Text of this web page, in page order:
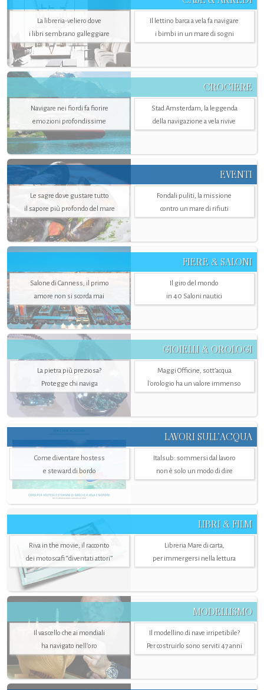
La libreria-veliero dove
i libri sembrano galleggiare
Il lettino barca a vela fa navigare
i bimbi in un mare di sogni
CROCIERE
Navigare nei fiordi fa fiorire
emozioni profondissime
Stad Amsterdam, la leggenda
della navigazione a vela rivive
EVENTI
Le sagre dove gustare tutto
il sapore più profondo del mare
Fondali puliti, la missione
contro un mare di rifiuti
FIERE & SALONI
Salone di Canness, il primo
amore non si scorda mai
Il giro del mondo
in 40 Saloni nautici
GIOIELLI & OROLOGI
La pietra più preziosa?
Protegge chi naviga
Maggi Officine, sott’acqua
l'orologio ha un valore immenso
LAVORI SULL’ACQUA
Come diventare hostess
e steward di bordo
Italsub: sommersi dal lavoro
non è solo un modo di dire
LIBRI & FILM
Riva in the movie, il racconto
dei motoscafi “diventati attori”
Libreria Mare di carta,
per immergersi nella lettura
MODELLISMO
Il vascello che ai mondiali
ha navigato nell’oro
Il modellino di nave irripetibile?
Per costruirlo sono serviti 47 anni